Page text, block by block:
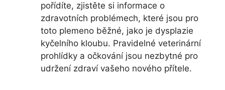
pořídíte, zjistěte si informace o
zdravotních problémech, které jsou pro
toto plemeno běžné, jako je dysplazie
kyčelního kloubu. Pravidelné veterinární
prohlídky a očkování jsou nezbytné pro
udržení zdraví vašeho nového přítele.